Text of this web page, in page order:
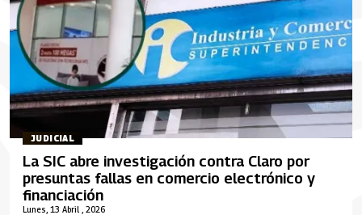
JUDICIAL
Lunes, 13 Abril , 2026
La SIC abre investigación contra Claro por
presuntas fallas en comercio electrónico y
financiación